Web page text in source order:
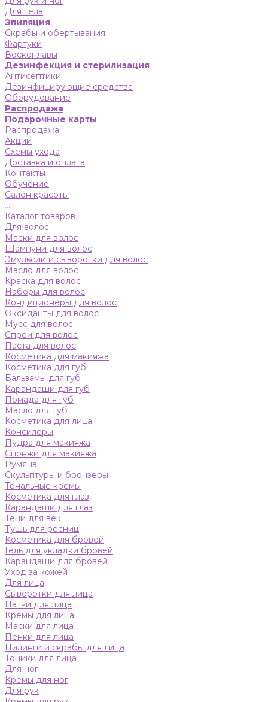
Для тела
Эпиляция
Скрабы и обертывания
Фартуки
Воскоплавы
Дезинфекция и стерилизация
Антисептики
Дезинфицирующие средства
Оборудование
Распродажа
Подарочные карты
Распродажа
Акции
Схемы ухода
Доставка и оплата
Контакты
Обучение
Салон красоты
...
Каталог товаров
Для волос
Маски для волос
Шампуни для волос
Эмульсии и сыворотки для волос
Масло для волос
Краска для волос
Наборы для волос
Кондиционеры для волос
Оксиданты для волос
Мусс для волос
Спреи для волос
Паста для волос
Косметика для макияжа
Косметика для губ
Бальзамы для губ
Карандаши для губ
Помада для губ
Масло для губ
Косметика для лица
Консилеры
Пудра для макияжа
Спонжи для макияжа
Румяна
Скульптуры и бронзеры
Тональные кремы
Косметика для глаз
Карандаши для глаз
Тени для век
Тушь для ресниц
Косметика для бровей
Гель для укладки бровей
Карандаши для бровей
Уход за кожей
Для лица
Сыворотки для лица
Патчи для лица
Кремы для лица
Маски для лица
Пенки для лица
Пилинги и скрабы для лица
Тоники для лица
Для ног
Кремы для ног
Для рук